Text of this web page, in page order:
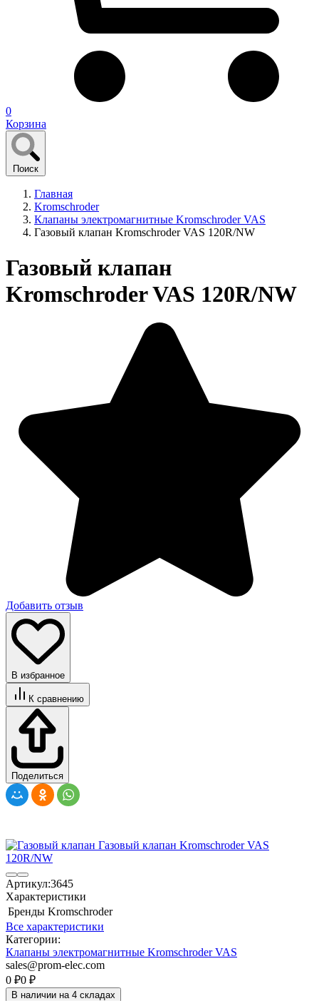
0
Корзина
Поиск
Главная
Kromschroder
Клапаны электромагнитные Kromschroder VAS
Газовый клапан Kromschroder VAS 120R/NW
Газовый клапан
Kromschroder VAS 120R/NW
Добавить отзыв
В избранное
К сравнению
Поделиться
Артикул:3645
Характеристики
Бренды Kromschroder
Все характеристики
Категории:
Клапаны электромагнитные Kromschroder VAS
sales@prom-elec.com
0 ₽0 ₽
В наличии на 4 складах